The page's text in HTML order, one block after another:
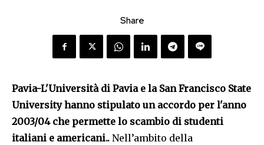
Share
Pavia-L'Università di Pavia e la San Francisco State
University hanno stipulato un accordo per l'anno
2003/04 che permette lo scambio di studenti
italiani e americani.. Nell’ambito della